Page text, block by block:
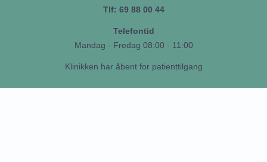
Tlf: 69 88 00 44
Telefontid
Mandag - Fredag 08:00 - 11:00
Klinikken har åbent for patienttilgang